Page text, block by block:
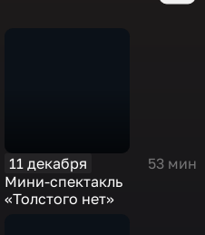
11 декабря
53 мин
Мини-спектакль
«Толстого нет»